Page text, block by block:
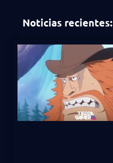
Noticias recientes: